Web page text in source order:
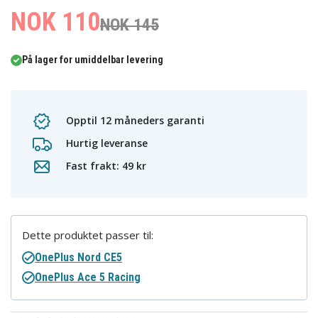
NOK 110NOK 145
På lager for umiddelbar levering
Opptil 12 måneders garanti
Hurtig leveranse
Fast frakt: 49 kr
Dette produktet passer til:
OnePlus Nord CE5
OnePlus Ace 5 Racing